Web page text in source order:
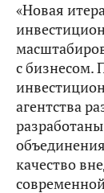
«Новая
с бизнесом.
агентства
качество